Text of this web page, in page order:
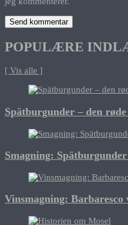
POPULÆRE
[ Vis alle ]
Spätburgunder – den
Smagning:
Vinsmagning: Barbaresco